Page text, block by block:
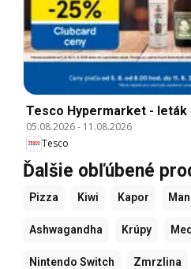
Tesco Hypermarket - leták
05.08.2026- 11.08.2026
Tesco
Ďalšie obľúbené
Pizza Kiwi Kapor
Ashwagandha Krúpy Med
Nintendo Switch Zmrzlina